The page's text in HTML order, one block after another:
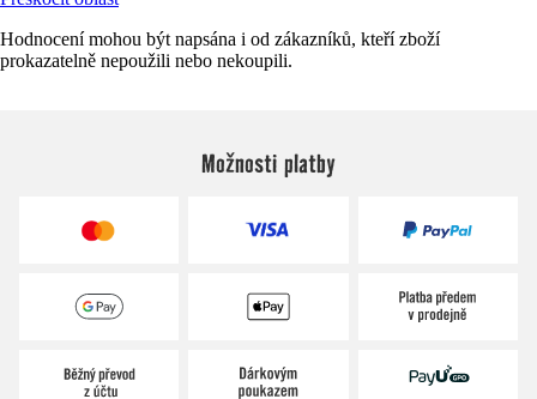
Hodnocení mohou být napsána i od zákazníků, kteří zboží
prokazatelně nepoužili nebo nekoupili.
Možnosti platby